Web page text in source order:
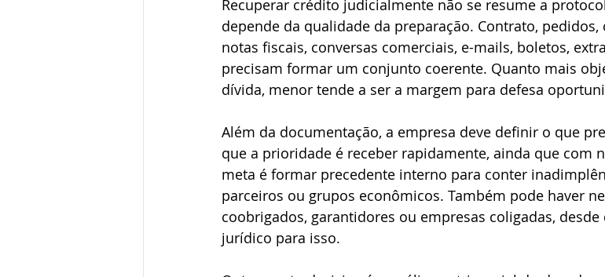
Recuperar crédito judicialmente não se resume a
depende da qualidade da preparação. Contrato,
notas fiscais, conversas comerciais, e-mails, boletos,
precisam formar um conjunto coerente. Quanto mais
dívida, menor tende a ser a margem para defesa
Além da documentação, a empresa deve definir o que
que a prioridade é receber rapidamente, ainda que com
meta é formar precedente interno para conter
parceiros ou grupos econômicos. Também pode haver
coobrigados, garantidores ou empresas coligadas,
jurídico para isso.